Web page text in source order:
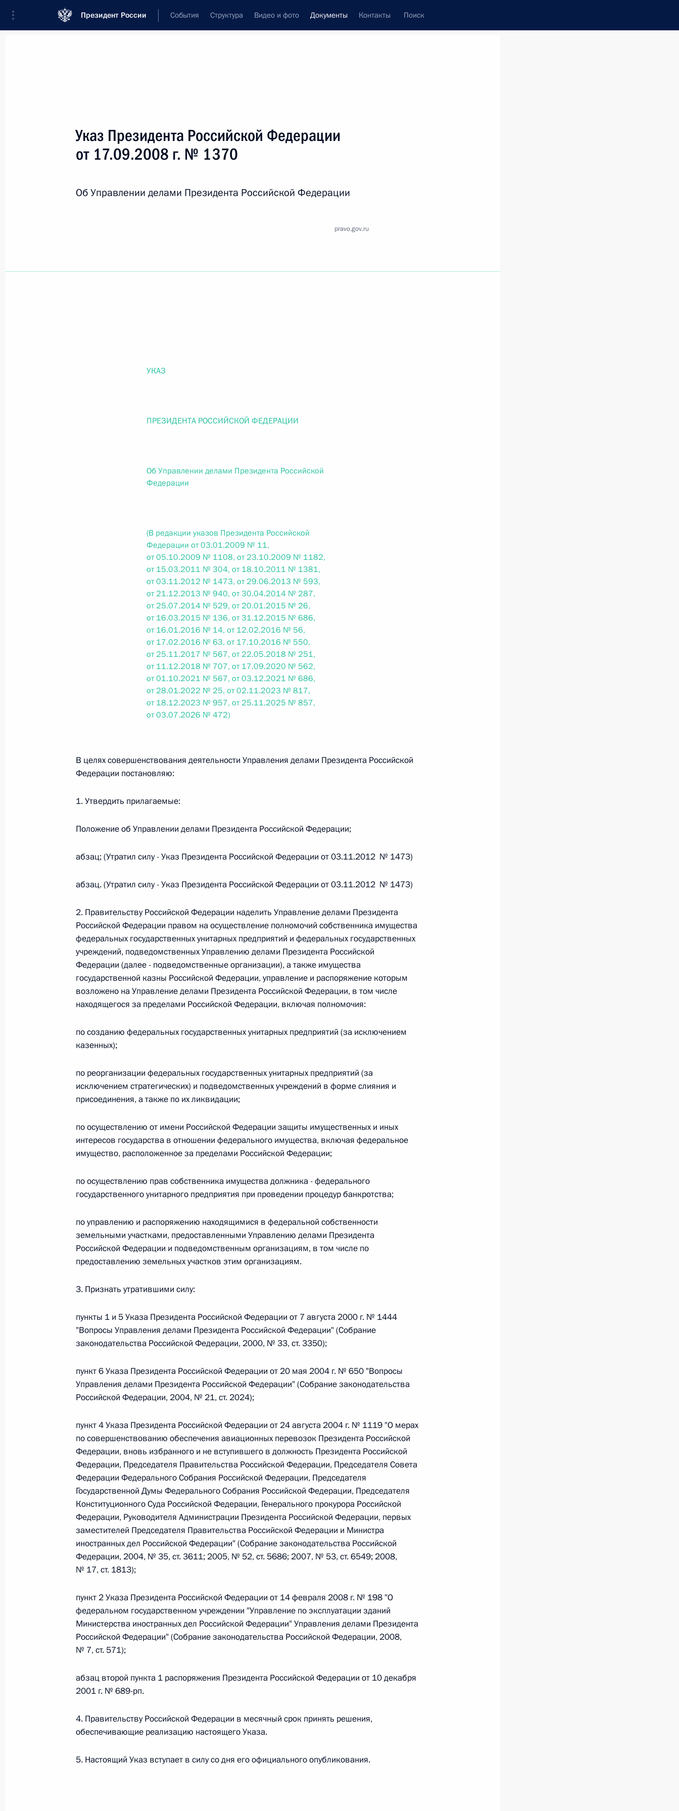
Президент России События Структура Видео и фото Документы Контакты Поиск
Текст в документе
Все
Найти документ
О внесении изменений в статью 11 Федерального закона «О статусе военнослужащих» и статью 86
Федерального закона «Об образовании в Российской Федерации»
законодательные акты Российской Федерации
Федеральный закон от 26.07.2026 г. № 256-ФЗ
О внесении изменений в Федеральный закон «О присяжных заседателях федеральных судов общей
юрисдикции в Российской Федерации»
Федеральный закон от 26.07.2026 г. № 263-ФЗ
О внесении изменений в статью 12 Федерального закона «О государственной регистрации
Федеральный закон от 26.07.2026 г. № 242-ФЗ
26 июля 2026 года
Федеральный закон от 26.07.2026 г. № 246-ФЗ
Федеральный закон от 26.07.2026 г. № 268-ФЗ
26 июля 2026 года
Федеральный закон от 26.07.2026 г. № 267-ФЗ
О внесении изменения в статью 2 Федерального закона «О благотворительной деятельности
и добровольчестве (волонтерстве)»
О внесении изменений в Уголовный кодекс Российской Федерации и статьи 31 и 151 Уголовно-
процессуального кодекса Российской Федерации
26 июля 2026 года
Федеральный закон от 26.07.2026 г. № 264-ФЗ
и признании утратившим силу пункта 1 части 13 статьи 3 Федерального закона «О внесении
изменений в Федеральный закон „Об актах гражданского состояния“
Федеральный закон от 26.07.2026 г. № 270-ФЗ
26 июля 2026 года
Федеральный закон от 26.07.2026 г. № 244-ФЗ
по вопросам внутренних дел и миграции в Российской Федерации и Киргизской Республике
26 июля 2026 года
Федеральный закон от 26.07.2026 г. № 252-ФЗ
О внесении изменений в Кодекс внутреннего водного транспорта Российской Федерации и статью 1
Федерального закона «Об обеспечении единства измерений»
26 июля 2026 года
Федеральный закон от 26.07.2026 г. № 250-ФЗ
О внесении изменений в Кодекс Российской Федерации об административных правонарушениях
26 июля 2026 года
Федеральный закон от 26.07.2026 г. № 266-ФЗ
О внесении изменения в статью 6 Закона Российской Федерации «О защите прав потребителей»
26 июля 2026 года
Федеральный закон от 26.07.2026 г. № 247-ФЗ
правонарушениях
26 июля 2026 года
Указ Президента Российской Федерации
от 17.09.2008 г. № 1370
Об Управлении делами Президента Российской Федерации
pravo.gov.ru
УКАЗ
ПРЕЗИДЕНТА РОССИЙСКОЙ ФЕДЕРАЦИИ
Об Управлении делами Президента Российской
Федерации
(В редакции указов Президента Российской
Федерации от 03.01.2009 № 11,
от 05.10.2009 № 1108, от 23.10.2009 № 1182,
от 15.03.2011 № 304, от 18.10.2011 № 1381,
от 03.11.2012 № 1473, от 29.06.2013 № 593,
от 21.12.2013 № 940, от 30.04.2014 № 287,
от 25.07.2014 № 529, от 20.01.2015 № 26,
от 16.03.2015 № 136, от 31.12.2015 № 686,
от 16.01.2016 № 14, от 12.02.2016 № 56,
от 17.02.2016 № 63, от 17.10.2016 № 550,
от 25.11.2017 № 567, от 22.05.2018 № 251,
от 11.12.2018 № 707, от 17.09.2020 № 562,
от 01.10.2021 № 567, от 03.12.2021 № 686,
от 28.01.2022 № 25, от 02.11.2023 № 817,
от 18.12.2023 № 957, от 25.11.2025 № 857,
от 03.07.2026 № 472)
В целях совершенствования деятельности Управления делами Президента Российской
Федерации постановляю:
1. Утвердить прилагаемые:
Положение об Управлении делами Президента Российской Федерации;
абзац; (Утратил силу - Указ Президента Российской Федерации от 03.11.2012 № 1473)
абзац. (Утратил силу - Указ Президента Российской Федерации от 03.11.2012 № 1473)
2. Правительству Российской Федерации наделить Управление делами Президента
Российской Федерации правом на осуществление полномочий собственника имущества
федеральных государственных унитарных предприятий и федеральных государственных
учреждений, подведомственных Управлению делами Президента Российской
Федерации (далее - подведомственные организации), а также имущества
государственной казны Российской Федерации, управление и распоряжение которым
возложено на Управление делами Президента Российской Федерации, в том числе
находящегося за пределами Российской Федерации, включая полномочия:
по созданию федеральных государственных унитарных предприятий (за исключением
казенных);
по реорганизации федеральных государственных унитарных предприятий (за
исключением стратегических) и подведомственных учреждений в форме слияния и
присоединения, а также по их ликвидации;
по осуществлению от имени Российской Федерации защиты имущественных и иных
интересов государства в отношении федерального имущества, включая федеральное
имущество, расположенное за пределами Российской Федерации;
по осуществлению прав собственника имущества должника - федерального
государственного унитарного предприятия при проведении процедур банкротства;
по управлению и распоряжению находящимися в федеральной собственности
земельными участками, предоставленными Управлению делами Президента
Российской Федерации и подведомственным организациям, в том числе по
предоставлению земельных участков этим организациям.
3. Признать утратившими силу:
пункты 1 и 5 Указа Президента Российской Федерации от 7 августа 2000 г. № 1444
"Вопросы Управления делами Президента Российской Федерации" (Собрание
законодательства Российской Федерации, 2000, № 33, ст. 3350);
пункт 6 Указа Президента Российской Федерации от 20 мая 2004 г. № 650 "Вопросы
Управления делами Президента Российской Федерации" (Собрание законодательства
Российской Федерации, 2004, № 21, ст. 2024);
пункт 4 Указа Президента Российской Федерации от 24 августа 2004 г. № 1119 "О мерах
по совершенствованию обеспечения авиационных перевозок Президента Российской
Федерации, вновь избранного и не вступившего в должность Президента Российской
Федерации, Председателя Правительства Российской Федерации, Председателя Совета
Федерации Федерального Собрания Российской Федерации, Председателя
Государственной Думы Федерального Собрания Российской Федерации, Председателя
Конституционного Суда Российской Федерации, Генерального прокурора Российской
Федерации, Руководителя Администрации Президента Российской Федерации, первых
заместителей Председателя Правительства Российской Федерации и Министра
иностранных дел Российской Федерации" (Собрание законодательства Российской
Федерации, 2004, № 35, ст. 3611; 2005, № 52, ст. 5686; 2007, № 53, ст. 6549; 2008,
№ 17, ст. 1813);
пункт 2 Указа Президента Российской Федерации от 14 февраля 2008 г. № 198 "О
федеральном государственном учреждении "Управление по эксплуатации зданий
Министерства иностранных дел Российской Федерации" Управления делами Президента
Российской Федерации" (Собрание законодательства Российской Федерации, 2008,
№ 7, ст. 571);
абзац второй пункта 1 распоряжения Президента Российской Федерации от 10 декабря
2001 г. № 689-рп.
4. Правительству Российской Федерации в месячный срок принять решения,
обеспечивающие реализацию настоящего Указа.
5. Настоящий Указ вступает в силу со дня его официального опубликования.